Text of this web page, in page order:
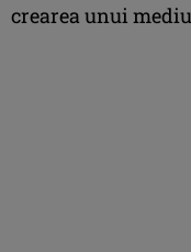
crearea unui